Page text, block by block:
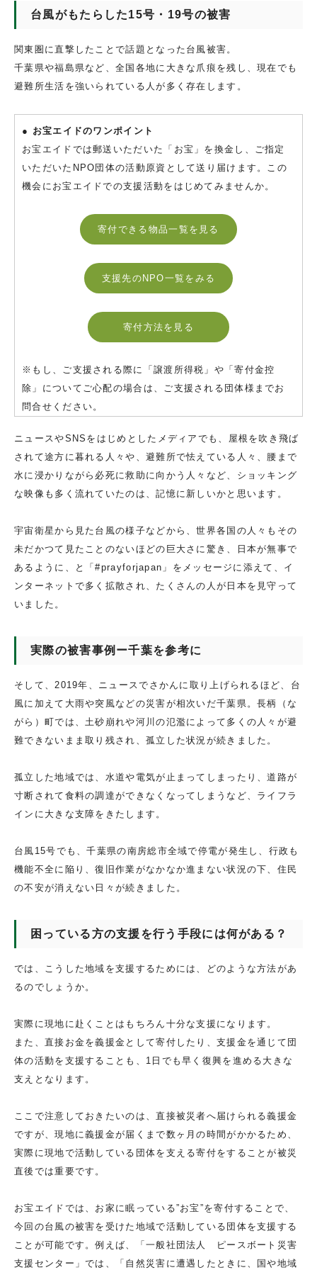
台風がもたらした15号・19号の被害
関東圏に直撃したことで話題となった台風被害。
千葉県や福島県など、全国各地に大きな爪痕を残し、現在でも
避難所生活を強いられている人が多く存在します。
● お宝エイドのワンポイント
お宝エイドでは郵送いただいた「お宝」を換金し、ご指定
いただいたNPO団体の活動原資として送り届けます。この
機会にお宝エイドでの支援活動をはじめてみませんか。
寄付できる物品一覧を見る
支援先のNPO一覧をみる
寄付方法を見る
※もし、ご支援される際に「譲渡所得税」や「寄付金控
除」についてご心配の場合は、ご支援される団体様までお
問合せください。
ニュースやSNSをはじめとしたメディアでも、屋根を吹き飛ば
されて途方に暮れる人々や、避難所で怯えている人々、腰まで
水に浸かりながら必死に救助に向かう人々など、ショッキング
な映像も多く流れていたのは、記憶に新しいかと思います。
宇宙衛星から見た台風の様子などから、世界各国の人々もその
未だかつて見たことのないほどの巨大さに驚き、日本が無事で
あるように、と「#prayforjapan」をメッセージに添えて、イ
ンターネットで多く拡散され、たくさんの人が日本を見守って
いました。
実際の被害事例ー千葉を参考に
そして、2019年、ニュースでさかんに取り上げられるほど、台
風に加えて大雨や突風などの災害が相次いだ千葉県。長柄（な
がら）町では、土砂崩れや河川の氾濫によって多くの人々が避
難できないまま取り残され、孤立した状況が続きました。
孤立した地域では、水道や電気が止まってしまったり、道路が
寸断されて食料の調達ができなくなってしまうなど、ライフラ
インに大きな支障をきたします。
台風15号でも、千葉県の南房総市全域で停電が発生し、行政も
機能不全に陥り、復旧作業がなかなか進まない状況の下、住民
の不安が消えない日々が続きました。
困っている方の支援を行う手段には何がある？
では、こうした地域を支援するためには、どのような方法があ
るのでしょうか。
実際に現地に赴くことはもちろん十分な支援になります。
また、直接お金を義援金として寄付したり、支援金を通じて団
体の活動を支援することも、1日でも早く復興を進める大きな
支えとなります。
ここで注意しておきたいのは、直接被災者へ届けられる義援金
ですが、現地に義援金が届くまで数ヶ月の時間がかかるため、
実際に現地で活動している団体を支える寄付をすることが被災
直後では重要です。
お宝エイドでは、お家に眠っている”お宝”を寄付することで、
今回の台風の被害を受けた地域で活動している団体を支援する
ことが可能です。例えば、「一般社団法人 ピースボート災害
支援センター」では、「自然災害に遭遇したときに、国や地域